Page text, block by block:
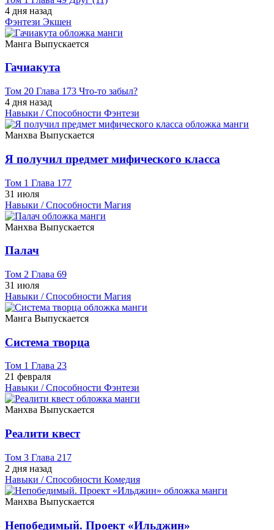
4 дня назад
Фэнтези Экшен
Манга Выпускается
Гачиакута
Том 20 Глава 173 Что-то забыл?
4 дня назад
Навыки / Способности Фэнтези
Манхва Выпускается
Я получил предмет мифического класса
Том 1 Глава 177
31 июля
Навыки / Способности Магия
Манхва Выпускается
Палач
Том 2 Глава 69
31 июля
Навыки / Способности Магия
Манга Выпускается
Система творца
Том 1 Глава 23
21 февраля
Навыки / Способности Фэнтези
Манхва Выпускается
Реалити квест
Том 3 Глава 217
2 дня назад
Навыки / Способности Комедия
Манхва Выпускается
Непобедимый. Проект «‎Ильджин»